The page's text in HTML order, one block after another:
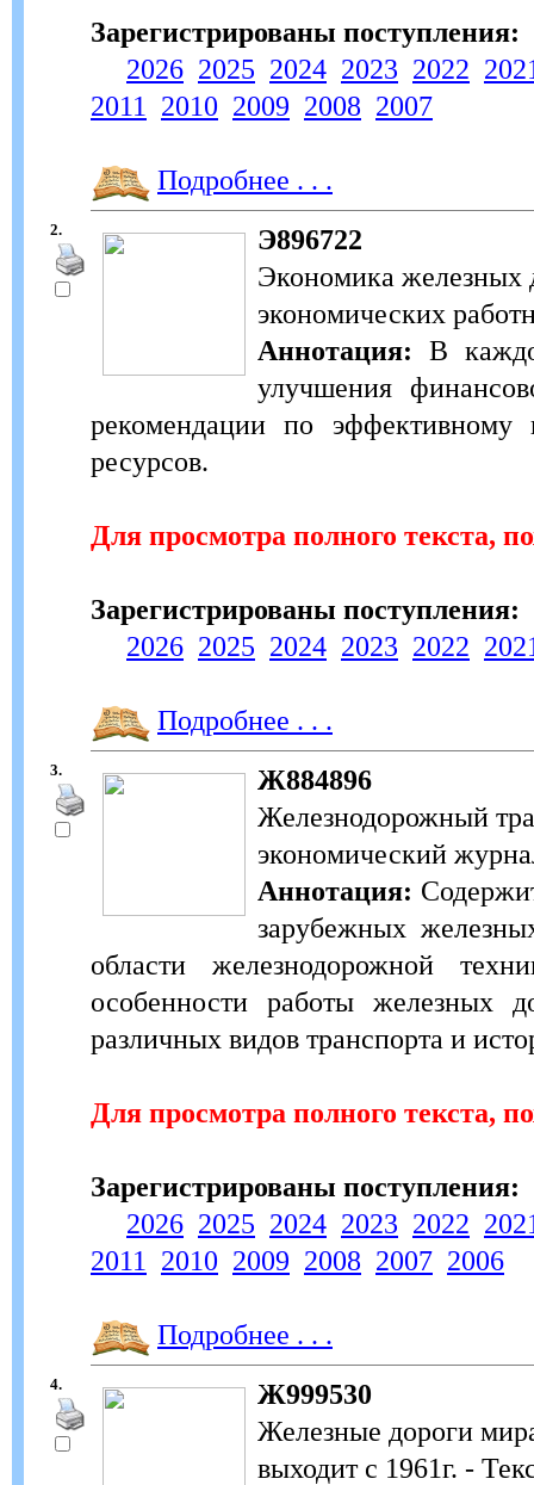
Зарегистрированы поступления:
2026 2025 2024 2023 2022
2011
2010 2009 2008 2007
Подробнее . . .
2.
Э896722
Экономика железных
экономических
Аннотация: В
улучшения
рекомендации по эффективному
ресурсов.
Для просмотра полного текста,
Зарегистрированы поступления:
2026 2025 2024 2023 2022
Подробнее . . .
3.
Ж884896
Железнодорожный
экономический
Аннотация:
зарубежных
области железнодорожной
особенности работы железных
различных видов транспорта и
Для просмотра полного текста,
Зарегистрированы поступления:
2026 2025 2024 2023 2022
2011
2010 2009 2008 2007 2006
Подробнее . . .
4.
Ж999530
Железные дороги
выходит с 1961г. -